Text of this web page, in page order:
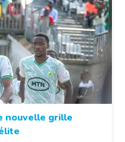
nouvelle grille